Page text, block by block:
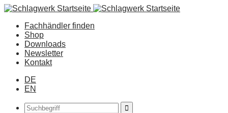
Fachhändler finden
Shop
Downloads
Newsletter
Kontakt
DE
EN